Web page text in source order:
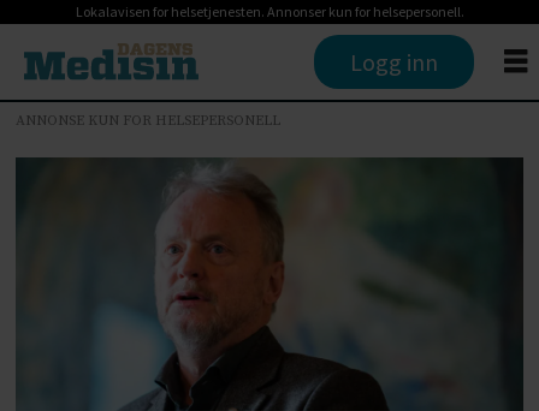
Lokalavisen for helsetjenesten. Annonser kun for helsepersonell.
Logg inn
ANNONSE KUN FOR HELSEPERSONELL